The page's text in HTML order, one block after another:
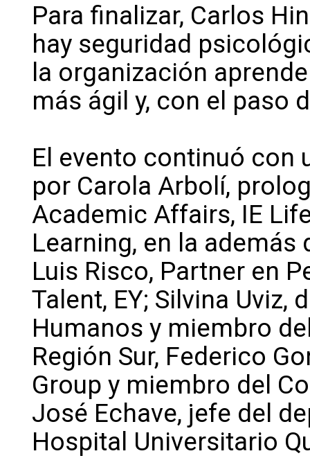
Para finalizar, Carlos
hay seguridad
la organización
más ágil y, con el paso
El evento continuó con
por Carola Arbolí,
Academic Affairs, IE
Learning, en la
Luis Risco, Partner en
Talent, EY; Silvina Uviz,
Humanos y miembro
Región Sur, Federico
Group y miembro del
José Echave, jefe del
Hospital Universitario